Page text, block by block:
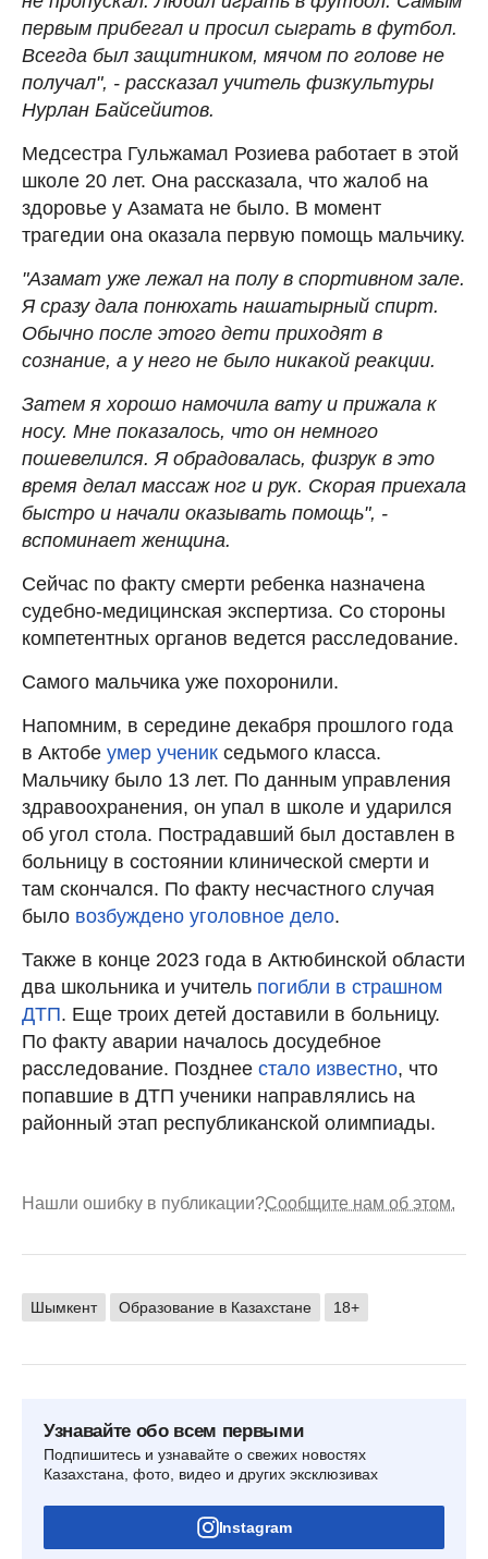
первым прибегал и просил сыграть в футбол.
Всегда был защитником, мячом по голове не
получал", - рассказал учитель физкультуры
Нурлан Байсейитов.
Медсестра Гульжамал Розиева работает в этой
школе 20 лет. Она рассказала, что жалоб на
здоровье у Азамата не было. В момент
трагедии она оказала первую помощь мальчику.
"Азамат уже лежал на полу в спортивном зале.
Я сразу дала понюхать нашатырный спирт.
Обычно после этого дети приходят в
сознание, а у него не было никакой реакции.
Затем я хорошо намочила вату и прижала к
носу. Мне показалось, что он немного
пошевелился. Я обрадовалась, физрук в это
время делал массаж ног и рук. Скорая приехала
быстро и начали оказывать помощь", -
вспоминает женщина.
Сейчас по факту смерти ребенка назначена
судебно-медицинская экспертиза. Со стороны
компетентных органов ведется расследование.
Самого мальчика уже похоронили.
Напомним, в середине декабря прошлого года
в Актобе умер ученик седьмого класса.
Мальчику было 13 лет. По данным управления
здравоохранения, он упал в школе и ударился
об угол стола. Пострадавший был доставлен в
больницу в состоянии клинической смерти и
там скончался. По факту несчастного случая
было возбуждено уголовное дело.
Также в конце 2023 года в Актюбинской области
два школьника и учитель погибли в страшном
ДТП. Еще троих детей доставили в больницу.
По факту аварии началось досудебное
расследование. Позднее стало известно, что
попавшие в ДТП ученики направлялись на
районный этап республиканской олимпиады.
Нашли ошибку в публикации?Сообщите нам об этом.
Шымкент Образование в Казахстане 18+
Узнавайте обо всем первыми
Подпишитесь и узнавайте о свежих новостях
Казахстана, фото, видео и других эксклюзивах
Instagram